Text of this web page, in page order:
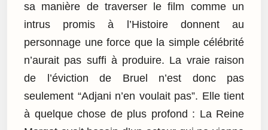
sa manière de traverser le film comme un
intrus promis à l’Histoire donnent au
personnage une force que la simple célébrité
n’aurait pas suffi à produire. La vraie raison
de l’éviction de Bruel n’est donc pas
seulement “Adjani n’en voulait pas”. Elle tient
à quelque chose de plus profond : La Reine